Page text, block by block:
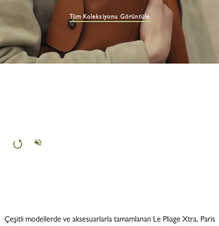
Tüm Koleksiyonu Görüntüle
Çeşitli modellerde ve aksesuarlarla tamamlanan Le Pliage Xtra, Paris